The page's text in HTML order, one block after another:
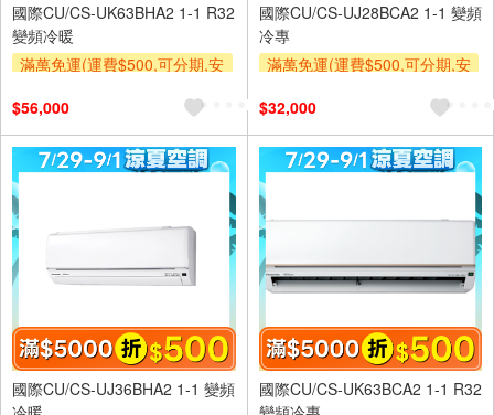
國際CU/CS-UK63BHA2 1-1 R32
變頻冷暖
滿萬免運(運費$500,可分期,安
及使用6期以上分期0利率,需付
基本安裝運費)
滿額折$500
滿額贈券
$56,000
國際CU/CS-UJ28BCA2 1-1 變頻
冷專
滿萬免運(運費$500,可分期,安
及使用6期以上分期0利率,需付
基本安裝運費)
滿額折$500
滿額贈券
$32,000
國際CU/CS-UJ36BHA2 1-1 變頻
國際CU/CS-UK63BCA2 1-1 R32